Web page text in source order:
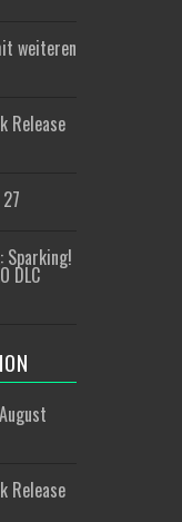
weiteren
Release
Sparking!
DLC
Release